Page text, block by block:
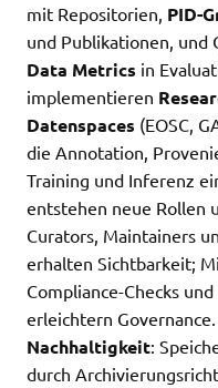
mit Repositorien, PID-
und Publikationen, und
Data Metrics in
implementieren
Datenspaces (EOSC,
die Annotation,
Training und Inferenz
entstehen neue Rollen
Curators, Maintainers
erhalten Sichtbarkeit;
Compliance-Checks
erleichtern
Nachhaltigkeit:
durch